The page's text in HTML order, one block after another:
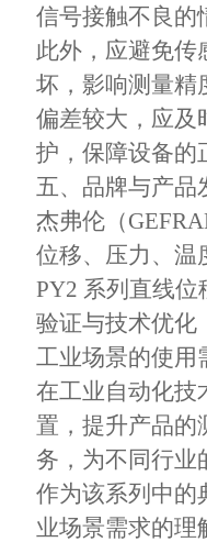
信号接触不良的
此外，应避免传
坏，影响测量精
偏差较大，应及
护，保障设备的
五、品牌与产品
杰弗伦（
位移、压力、温
PY2 系列直线
验证与技术优化
工业场景的使用
在工业自动化技
置，提升产品的
务，为不同行业
作为该系列中的
业场景需求的理